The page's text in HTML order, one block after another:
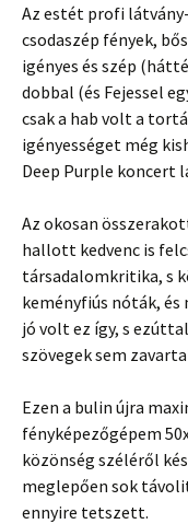
Az estét profi
csodaszép fények,
igényes és szép
dobbal (és Fejessel
csak a hab volt a
igényességet még
Deep Purple koncert
Az okosan
hallott kedvenc is
társadalomkritika, s
keményfiús nóták,
jó volt ez így, s
szövegek sem
Ezen a bulin újra
fényképezőgépem
közönség széléről
meglepően sok
ennyire tetszett.